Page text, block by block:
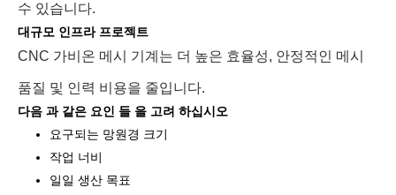
수 있습니다.
대규모 인프라 프로젝트
CNC 가비온 메시 기계는 더 높은 효율성, 안정적인 메시
품질 및 인력 비용을 줄입니다.
다음 과 같은 요인 들 을 고려 하십시오
요구되는 망원경 크기
작업 너비
일일 생산 목표